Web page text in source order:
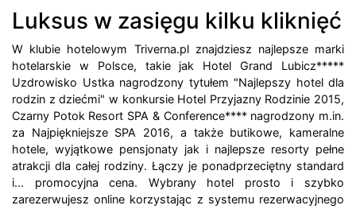
Luksus w zasięgu kilku kliknięć
W klubie hotelowym Triverna.pl znajdziesz najlepsze marki
hotelarskie w Polsce, takie jak Hotel Grand Lubicz*****
Uzdrowisko Ustka nagrodzony tytułem "Najlepszy hotel dla
rodzin z dziećmi" w konkursie Hotel Przyjazny Rodzinie 2015,
Czarny Potok Resort SPA & Conference**** nagrodzony m.in.
za Najpiękniejsze SPA 2016, a także butikowe, kameralne
hotele, wyjątkowe pensjonaty jak i najlepsze resorty pełne
atrakcji dla całej rodziny. Łączy je ponadprzeciętny standard
i... promocyjna cena. Wybrany hotel prosto i szybko
zarezerwujesz online korzystając z systemu rezerwacyjnego